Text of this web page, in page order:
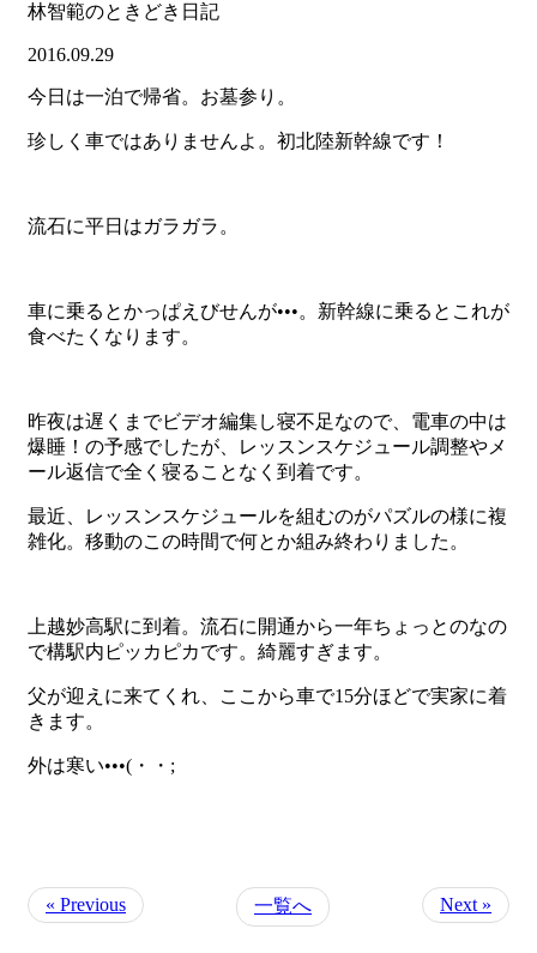
林智範のときどき日記
2016.09.29
今日は一泊で帰省。お墓参り。
珍しく車ではありませんよ。初北陸新幹線です！
流石に平日はガラガラ。
車に乗るとかっぱえびせんが•••。新幹線に乗るとこれが
食べたくなります。
昨夜は遅くまでビデオ編集し寝不足なので、電車の中は
爆睡！の予感でしたが、レッスンスケジュール調整やメ
ール返信で全く寝ることなく到着です。
最近、レッスンスケジュールを組むのがパズルの様に複
雑化。移動のこの時間で何とか組み終わりました。
上越妙高駅に到着。流石に開通から一年ちょっとのなの
で構駅内ピッカピカです。綺麗すぎます。
父が迎えに来てくれ、ここから車で15分ほどで実家に着
きます。
外は寒い•••(・・;
« Previous 一覧へ Next »